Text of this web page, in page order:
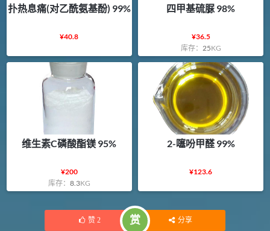
扑热息痛(对乙酰氨基酚) 99%
¥40.8
四甲基硫脲 98%
¥36.5
库存： 25KG
维生素C磷酸酯镁 95%
¥200
库存： 8.3KG
2-噻吩甲醛 99%
¥123.6
赞 2 赏 分享